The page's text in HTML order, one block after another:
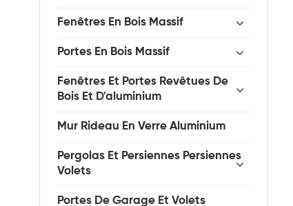
Fenêtres En Bois Massif
Portes En Bois Massif
Fenêtres Et Portes Revêtues De
Bois Et D'aluminium
Mur Rideau En Verre Aluminium
Pergolas Et Persiennes Persiennes
Volets
Portes De Garage Et Volets